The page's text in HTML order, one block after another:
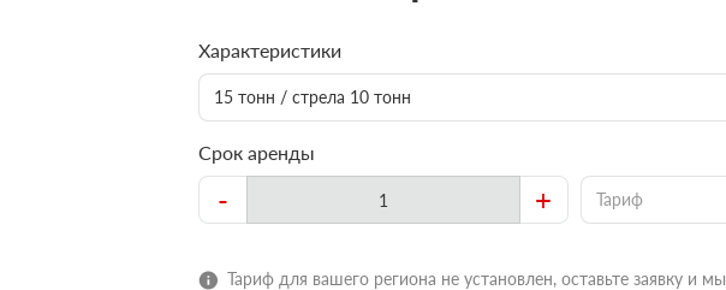
Характеристики
15 тонн / стрела 10 тонн
Срок аренды
- + Тариф
Тариф для вашего региона не установлен, оставьте заявку и мы